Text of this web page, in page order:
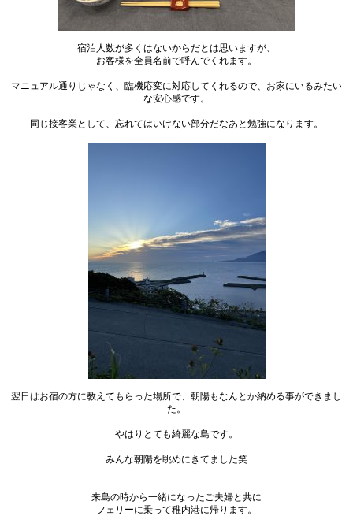
宿泊人数が多くはないからだとは思いますが、
お客様を全員名前で呼んでくれます。
マニュアル通りじゃなく、臨機応変に対応してくれるので、お家にいるみたい
な安心感です。
同じ接客業として、忘れてはいけない部分だなあと勉強になります。
翌日はお宿の方に教えてもらった場所で、朝陽もなんとか納める事ができまし
た。
やはりとても綺麗な島です。
みんな朝陽を眺めにきてました笑
来島の時から一緒になったご夫婦と共に
フェリーに乗って稚内港に帰ります。